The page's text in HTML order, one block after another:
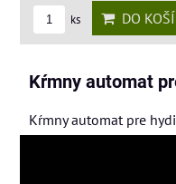
ks DO
Kŕmny automat
Kŕmny automat pre